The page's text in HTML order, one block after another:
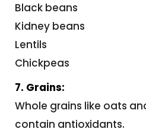
Black beans
Kidney beans
Lentils
Chickpeas
7. Grains:
Whole grains like oats
contain antioxidants.